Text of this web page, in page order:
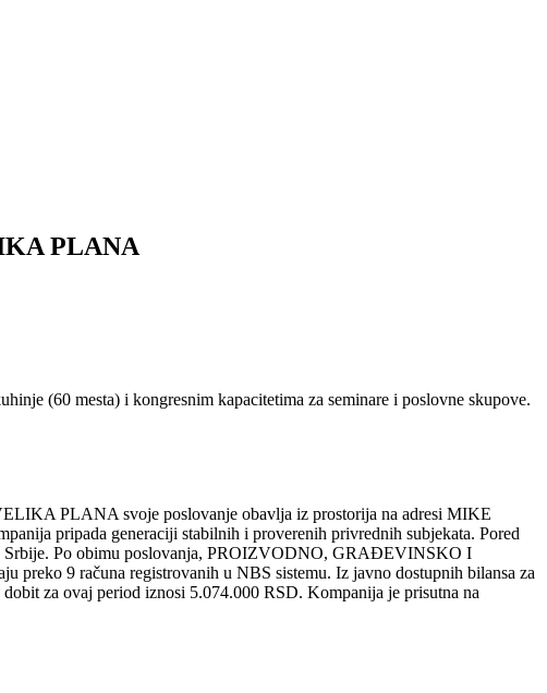
PLANA
(60 mesta) i kongresnim kapacitetima za seminare i poslovne skupove.
PLANA svoje poslovanje obavlja iz prostorija na adresi MIKE
pripada generaciji stabilnih i proverenih privrednih subjekata. Pored
Srbije. Po obimu poslovanja, PROIZVODNO, GRAĐEVINSKO I
9 računa registrovanih u NBS sistemu. Iz javno dostupnih bilansa za
za ovaj period iznosi 5.074.000 RSD. Kompanija je prisutna na